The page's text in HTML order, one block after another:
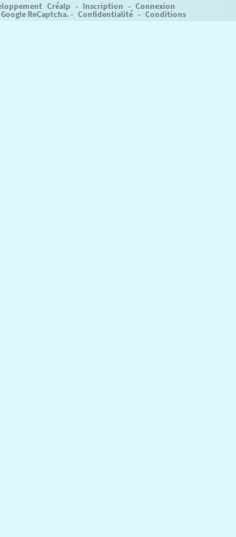
Créalp - Inscription - Connexion
ReCaptcha. - Confidentialité - Conditions